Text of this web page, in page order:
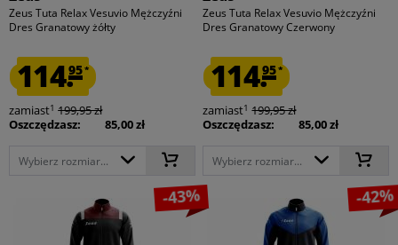
Zeus Tuta Relax Vesuvio Mężczyźni
Dres Granatowy żółty
114.95*
zamiast1 199,95 zł
Oszczędzasz:
85,00 zł
Wybierz rozmiar...
Zeus Tuta Relax Vesuvio Mężczyźni
Dres Granatowy Czerwony
114.95*
zamiast1 199,95 zł
Oszczędzasz:
85,00 zł
Wybierz rozmiar...
-43% -42%